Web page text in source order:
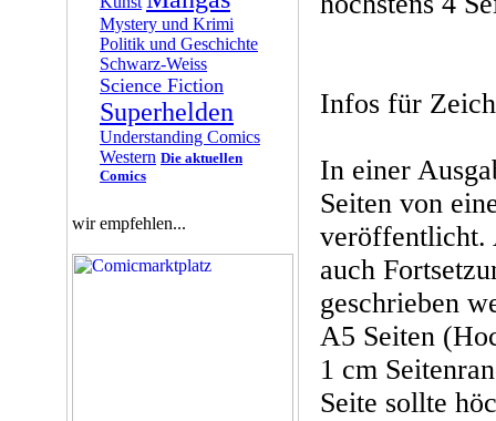
Mystery und Krimi
Politik und Geschichte
Schwarz-Weiss
Science Fiction
Superhelden
Understanding Comics
Western Die aktuellen
Comics
wir empfehlen...
Infos für
In einer
Seiten von
veröffentlicht.
auch
geschrieben
A5 Seiten
1 cm
Seite sollte